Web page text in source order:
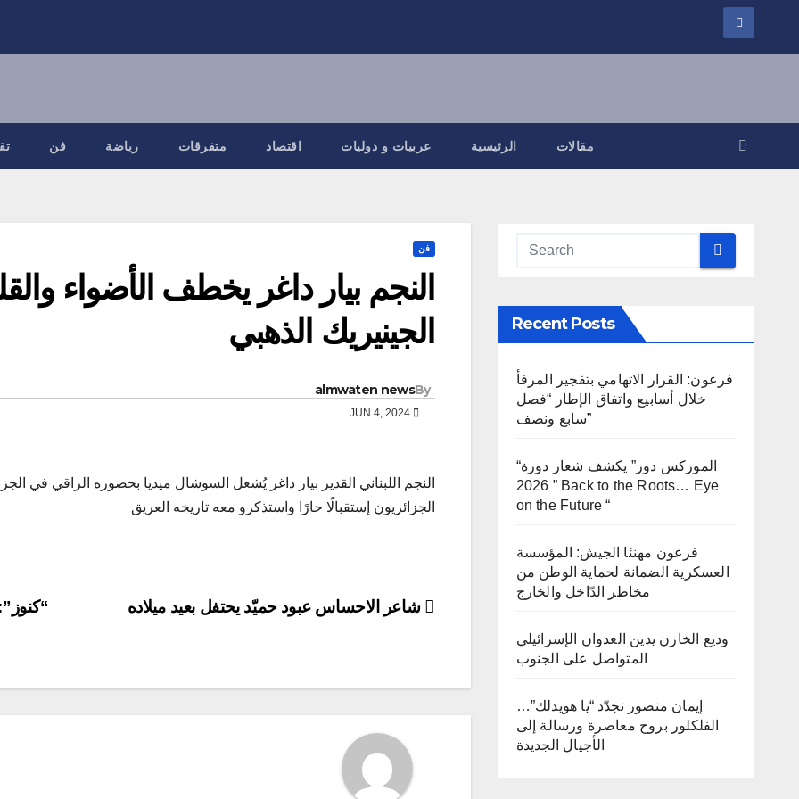
فن رياضة متفرقات اقتصاد عربيات و دوليات الرئيسية مقالات
فن
النجم بيار داغر يخطف الأضواء
الجينيريك الذهبي
By
almwaten news
JUN 4, 2024
النجم اللبناني القدير بيار داغر يُشعل السوشال ميديا بحضوره الراقي في
الجزائريون إستقبالًا حارًا واستذكرو معه تاريخه العريق
Post
شاعر الاحساس عبود حميّد يحتفل بعيد ميلاده
Recent Posts
فرعون: القرار الاتهامي بتفجير المرفأ
خلال أسابيع واتفاق الإطار “فصل
سابع ونصف”
“الموركس دور” يكشف شعار دورة
2026 ” Back to the Roots… Eye
on the Future “
فرعون مهنئا الجيش: المؤسسة
العسكرية الضمانة لحماية الوطن من
مخاطر الدّاخل والخارج
وديع الخازن يدين العدوان الإسرائيلي
المتواصل على الجنوب
إيمان منصور تجدّد “يا هويدلك”…
الفلكلور بروح معاصرة ورسالة إلى
الأجيال الجديدة